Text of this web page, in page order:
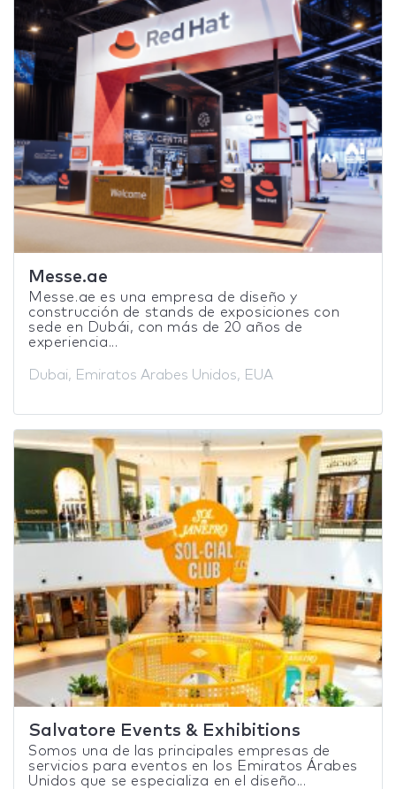
Messe.ae
Messe.ae es una empresa de diseño y
construcción de stands de exposiciones con
sede en Dubái, con más de 20 años de
experiencia...
Dubai, Emiratos Arabes Unidos, EUA
Salvatore Events & Exhibitions
Somos una de las principales empresas de
servicios para eventos en los Emiratos Árabes
Unidos que se especializa en el diseño...